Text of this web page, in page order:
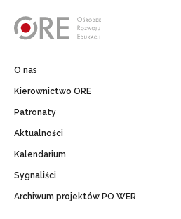
O nas
Kierownictwo ORE
Patronaty
Aktualności
Kalendarium
Sygnaliści
Archiwum projektów PO WER